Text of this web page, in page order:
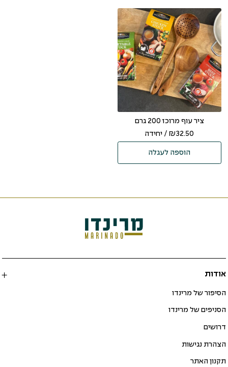
ציר עוף מרוכז 200 גרם
₪32.50 / יחידה
הוספה לעגלה
אודות
הסיפור של מרינדו
הסניפים של מרינדו
דרושים
הצהרת נגישות
תקנון האתר